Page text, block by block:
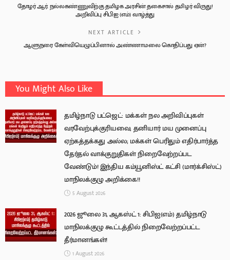
தோழர் ஆர். நல்லகண்ணுவிற்கு தமிழக அரசின் தகைசால் தமிழர் விருது!
அறிவிப்பு சிபிஐ (எம்) வாழ்த்து
NEXT ARTICLE
ஆளுநரை கேள்வியெழுப்பினால் அண்ணாமலை கொதிப்பது ஏன்?
You Might Also Like
தமிழ்நாடு பட்ஜெட்: மக்கள் நல அறிவிப்புகள்
வரவேற்புக்குரியவை; தனியார் மய முனைப்பு
ஏற்கத்தக்கது அல்ல; மக்கள் பெரிதும் எதிர்பார்த்த
தேர்தல் வாக்குறுதிகள் நிறைவேற்றப்பட
வேண்டும்! இந்திய கம்யூனிஸ்ட் கட்சி (மார்க்சிஸ்ட்)
மாநிலக்குழு அறிக்கை!!
5 August 2026
2026 ஜூலை 31, ஆகஸ்ட் 1: சிபிஐ(எம்) தமிழ்நாடு
மாநிலக்குழு கூட்டத்தில் நிறைவேற்றப்பட்ட
தீர்மானங்கள்!
1 August 2026